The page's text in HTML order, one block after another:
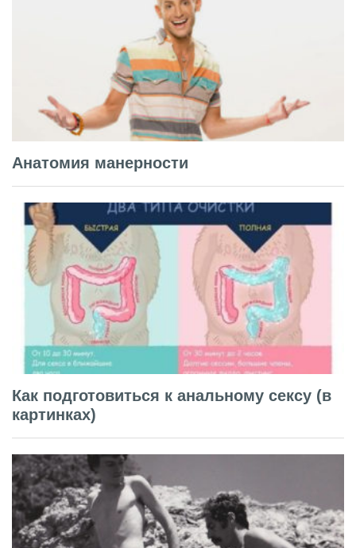
Анатомия манерности
Как подготовиться к анальному сексу (в
картинках)